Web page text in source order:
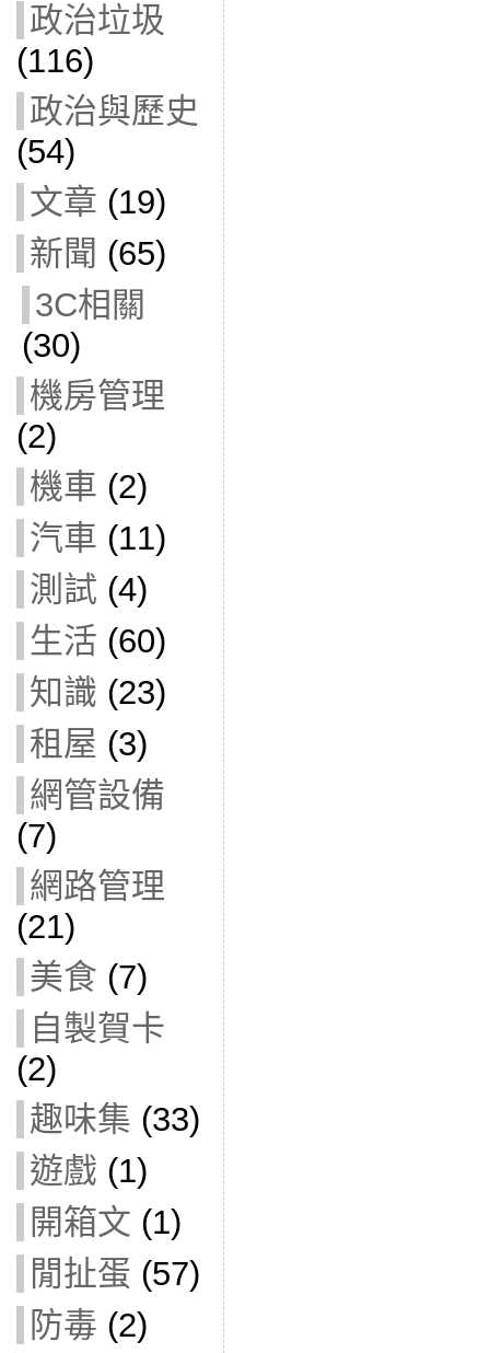
政治垃圾
(116)
政治與歷史
(54)
文章 (19)
新聞 (65)
3C相關
(30)
機房管理
(2)
機車 (2)
汽車 (11)
測試 (4)
生活 (60)
知識 (23)
租屋 (3)
網管設備
(7)
網路管理
(21)
美食 (7)
自製賀卡
(2)
趣味集 (33)
遊戲 (1)
開箱文 (1)
閒扯蛋 (57)
防毒 (2)